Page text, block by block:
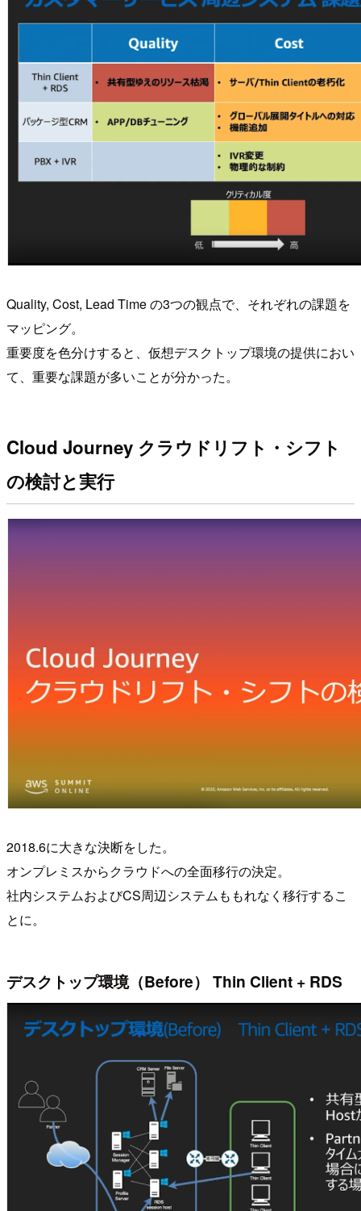
Quality, Cost, Lead Time の3つの観点で、それぞれの課題を
マッピング。
重要度を色分けすると、仮想デスクトップ環境の提供におい
て、重要な課題が多いことが分かった。
Cloud Journey クラウドリフト・シフト
の検討と実行
2018.6に大きな決断をした。
オンプレミスからクラウドへの全面移行の決定。
社内システムおよびCS周辺システムももれなく移行するこ
とに。
デスクトップ環境（Before） Thin Client + RDS